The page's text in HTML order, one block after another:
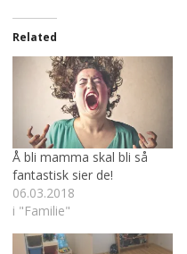
Related
Å bli mamma skal bli så
fantastisk sier de!
06.03.2018
i "Familie"